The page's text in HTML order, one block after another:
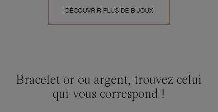
DÉCOUVRIR PLUS DE BIJOUX
Bracelet or ou argent, trouvez celui
qui vous correspond !